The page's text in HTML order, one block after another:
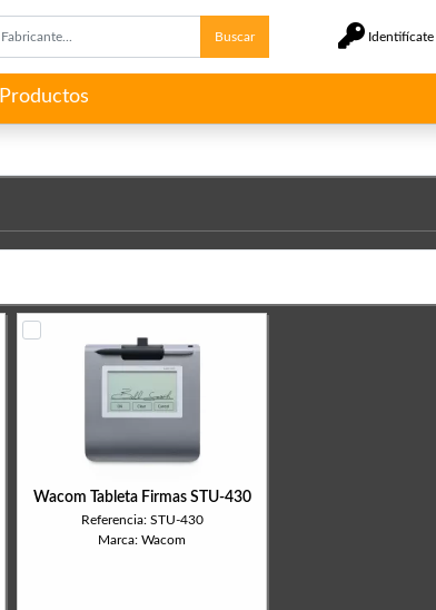
Buscar Identifícate
Productos
Wacom Tableta Firmas STU-430
Referencia: STU-430
Marca: Wacom